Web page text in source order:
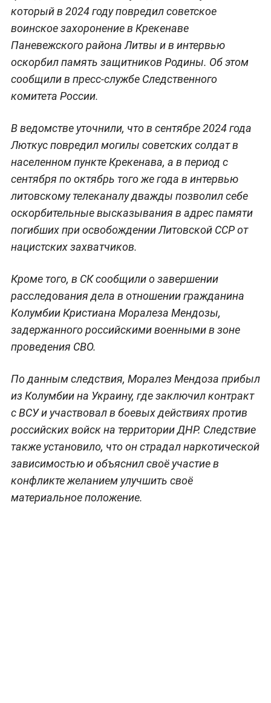
который в 2024 году повредил советское
воинское захоронение в Крекенаве
Паневежского района Литвы и в интервью
оскорбил память защитников Родины. Об этом
сообщили в пресс-службе Следственного
комитета России.
В ведомстве уточнили, что в сентябре 2024 года
Люткус повредил могилы советских солдат в
населенном пункте Крекенава, а в период с
сентября по октябрь того же года в интервью
литовскому телеканалу дважды позволил себе
оскорбительные высказывания в адрес памяти
погибших при освобождении Литовской ССР от
нацистских захватчиков.
Кроме того, в СК сообщили о завершении
расследования дела в отношении гражданина
Колумбии Кристиана Моралеза Мендозы,
задержанного российскими военными в зоне
проведения СВО.
По данным следствия, Моралез Мендоза прибыл
из Колумбии на Украину, где заключил контракт
с ВСУ и участвовал в боевых действиях против
российских войск на территории ДНР. Следствие
также установило, что он страдал наркотической
зависимостью и объяснил своё участие в
конфликте желанием улучшить своё
материальное положение.